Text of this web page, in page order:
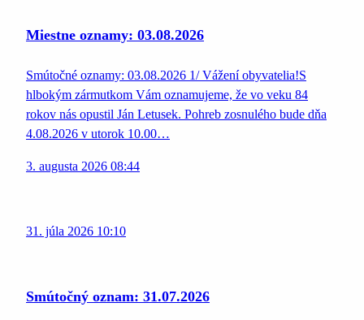
Miestne oznamy: 03.08.2026
Smútočné oznamy: 03.08.2026 1/ Vážení obyvatelia!S
hlbokým zármutkom Vám oznamujeme, že vo veku 84
rokov nás opustil Ján Letusek. Pohreb zosnulého bude dňa
4.08.2026 v utorok 10.00…
3. augusta 2026 08:44
31. júla 2026 10:10
Smútočný oznam: 31.07.2026